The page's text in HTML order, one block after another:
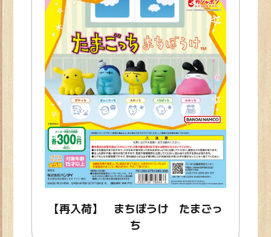
【再入荷】 まちぼうけ たまごっ
ち